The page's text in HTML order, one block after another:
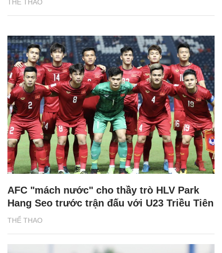
THỂ THAO
THỂ THAO
AFC "mách nước" cho thầy trò HLV Park
Hang Seo trước trận đấu với U23 Triều Tiên